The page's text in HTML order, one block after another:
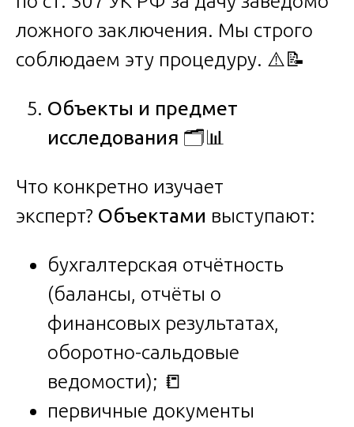
ложного заключения. Мы строго
соблюдаем эту процедуру. ⚠️📝
Объекты и предмет
исследования 🗂️📊
Что конкретно изучает
эксперт? Объектами выступают:
бухгалтерская отчётность
(балансы, отчёты о
финансовых результатах,
оборотно-сальдовые
ведомости); 📒
первичные документы